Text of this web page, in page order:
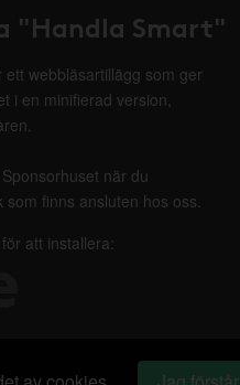
"Handla Smart"
ett webbläsartillägg som ger
i en minifierad version,
när du
som finns ansluten hos oss.
att installera: